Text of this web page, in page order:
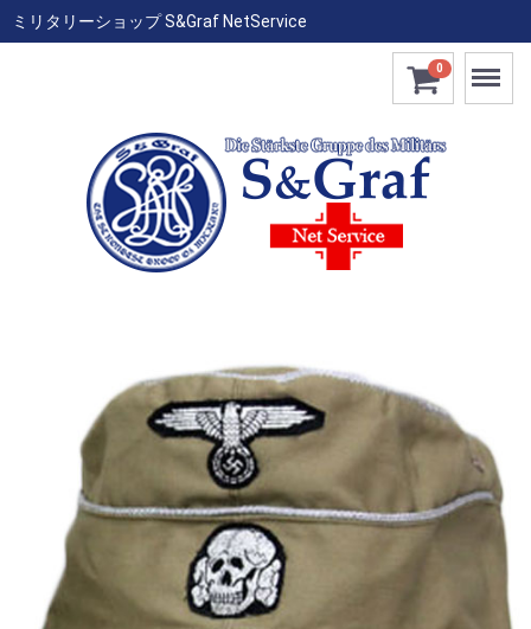
ミリタリーショップ S&Graf NetService
0 Menu